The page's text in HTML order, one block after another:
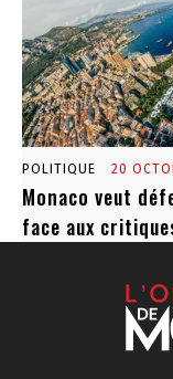
POLITIQUE 20
Monaco veut
face aux